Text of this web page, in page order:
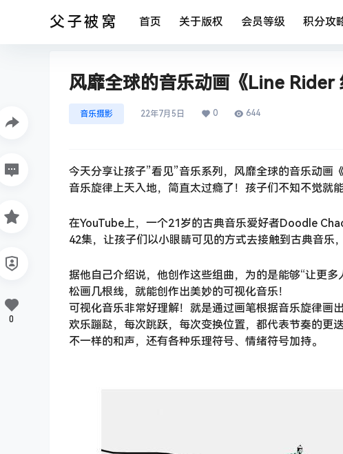
父子被窝 首页 关于版权 会员等级 积分攻
风靡全球的音乐动画《Line Rider
音乐摄影 22年7月5日 0 644
今天分享让孩子”看见”音乐系列，风靡全球的音乐动画
音乐旋律上天入地，简直太过瘾了！孩子们不知不觉就
在YouTube上，一个21岁的古典音乐爱好者Doodle
42集，让孩子们以小眼睛可见的方式去接触到古典音乐
据他自己介绍说，他创作这些组曲，为的是能够“让更
松画几根线，就能创作出美妙的可视化音乐！
可视化音乐非常好理解！就是通过画笔根据音乐旋律画
欢乐蹦跶，每次跳跃，每次变换位置，都代表节奏的更
不一样的和声，还有各种乐理符号、情绪符号加持。
0